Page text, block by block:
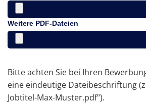
Weitere PDF-Dateien
Bitte achten Sie bei Ihren
eine eindeutige Dateibeschriftung
Jobtitel-Max-Muster.pdf“).